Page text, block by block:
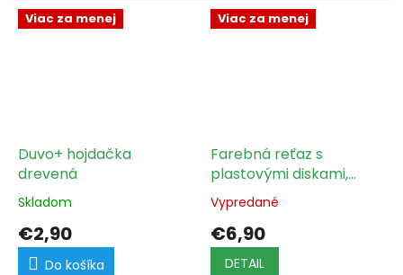
Viac za menej
Duvo+ hojdačka
drevená
Skladom
€2,90
Do košíka
Viac za menej
Farebná reťaz s
plastovými diskami,
guličkami a
zvončekom
Vypredané
€6,90
DETAIL